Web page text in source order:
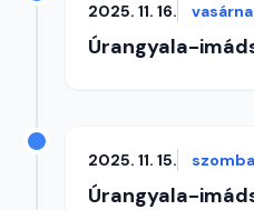
2025. 11. 16.
Úrangyala-
2025. 11. 15.
Úrangyala-